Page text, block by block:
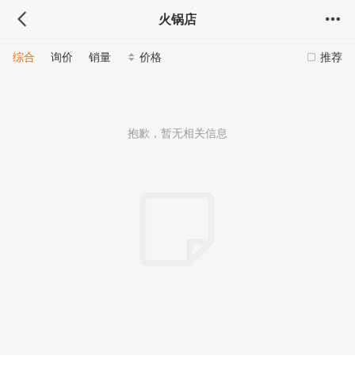
火锅店
推荐
综合 询价 销量 价格
抱歉，暂无相关信息